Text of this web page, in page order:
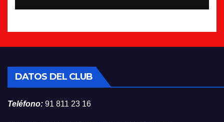
DATOS DEL CLUB
Teléfono: 91 811 23 16